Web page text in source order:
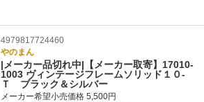
4979817724460
やのまん
|メーカー品切れ中|【メーカー取寄】17010-
1003 ヴィンテージフレームソリッド１０‐
Ｔ ブラック＆シルバー
メーカー希望小売価格 5,500円